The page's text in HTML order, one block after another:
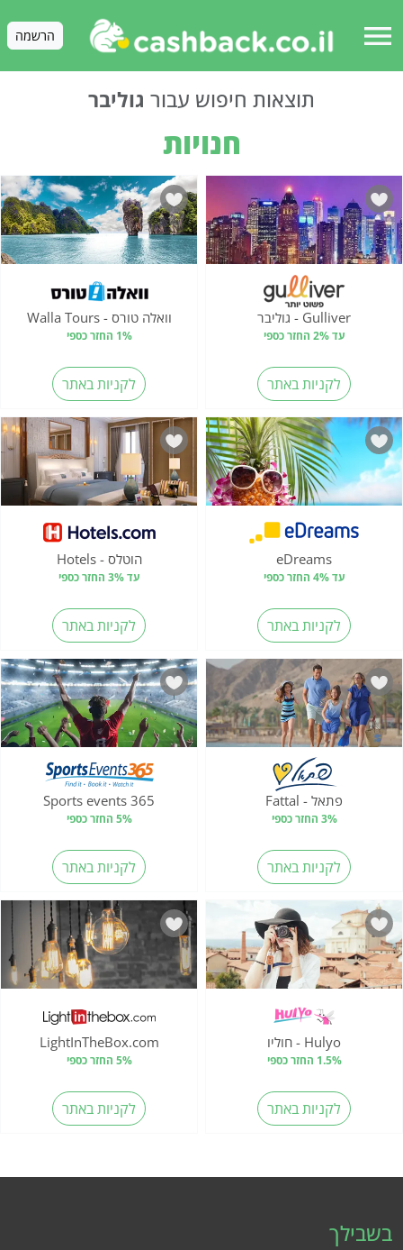
menu הרשמה
תוצאות חיפוש עבור גוליבר
חנויות
Gulliver - גוליבר
עד 2% החזר כספי
לקניות באתר
וואלה טורס - Walla Tours
1% החזר כספי
לקניות באתר
eDreams
עד 4% החזר כספי
לקניות באתר
הוטלס - Hotels
עד 3% החזר כספי
לקניות באתר
פתאל - Fattal
3% החזר כספי
לקניות באתר
Sports events 365
5% החזר כספי
לקניות באתר
Hulyo - חוליו
1.5% החזר כספי
לקניות באתר
LightInTheBox.com
5% החזר כספי
לקניות באתר
בשבילך